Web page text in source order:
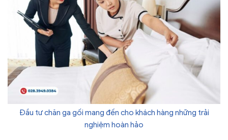
Đầu tư chăn ga gối mang đến cho khách hàng những trải
nghiệm hoàn hảo